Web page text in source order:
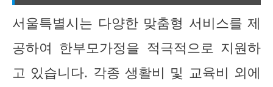
서울특별시는 다양한 맞춤형 서비스를 제
공하여 한부모가정을 적극적으로 지원하
고 있습니다. 각종 생활비 및 교육비 외에